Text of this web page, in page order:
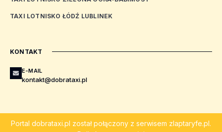
TAXI LOTNISKO ŁÓDŹ LUBLINEK
KONTAKT
E-MAIL
kontakt@dobrataxi.pl
Portal dobrataxi.pl został połączony z serwisem zlaptaryfe.pl.